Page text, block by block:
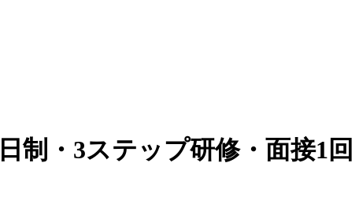
制・3ステップ研修・面接1回